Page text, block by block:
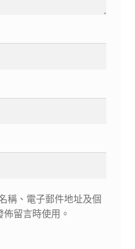
稱、電子郵件地址及個
留言時使用。